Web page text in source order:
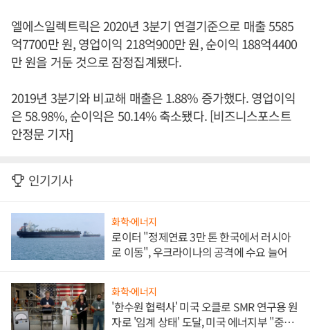
엘에스일렉트릭은 2020년 3분기 연결기준으로 매출 5585
억7700만 원, 영업이익 218억900만 원, 순이익 188억4400
만 원을 거둔 것으로 잠정집계됐다.
2019년 3분기와 비교해 매출은 1.88% 증가했다. 영업이익
은 58.98%, 순이익은 50.14% 축소됐다. [비즈니스포스트
안정문 기자]
인기기사
화학·에너지
로이터 "정제연료 3만 톤 한국에서 러시아
로 이동", 우크라이나의 공격에 수요 늘어
화학·에너지
'한수원 협력사' 미국 오클로 SMR 연구용 원
자로 '임계 상태' 도달, 미국 에너지부 "중요